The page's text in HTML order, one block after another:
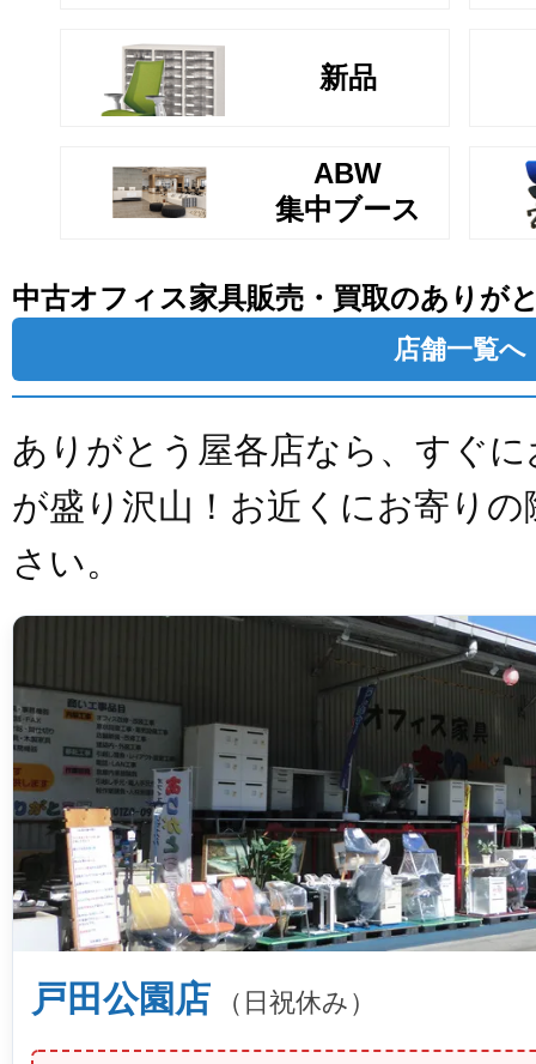
新品
ABW
集中ブース
中古オフィス家具販売・買取のありが
店舗一覧へ
ありがとう屋各店なら、すぐ
が盛り沢山！お近くにお寄り
さい。
戸田公園店 （日祝休み）